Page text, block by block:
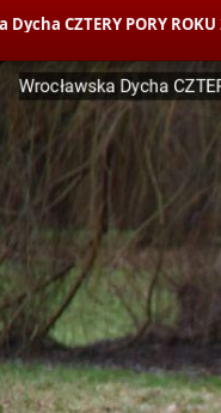
Dycha CZTERY PORY